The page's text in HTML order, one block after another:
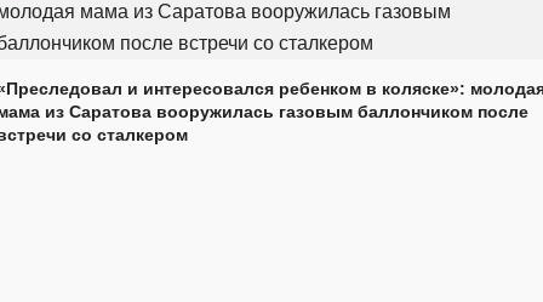
и интересовался ребенком в коляске»:
из Саратова вооружилась газовым баллончиком после
со сталкером